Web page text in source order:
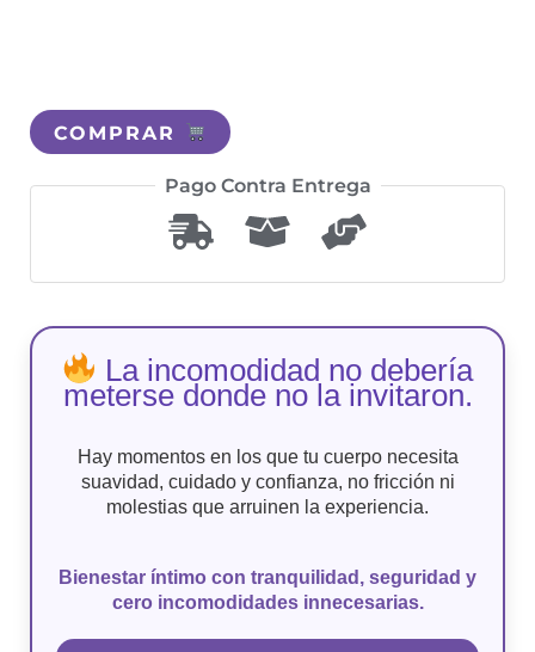
COMPRAR
Pago Contra Entrega
La incomodidad no debería
meterse donde no la invitaron.
Hay momentos en los que tu cuerpo necesita
suavidad, cuidado y confianza, no fricción ni
molestias que arruinen la experiencia.
Bienestar íntimo con tranquilidad, seguridad y
cero incomodidades innecesarias.